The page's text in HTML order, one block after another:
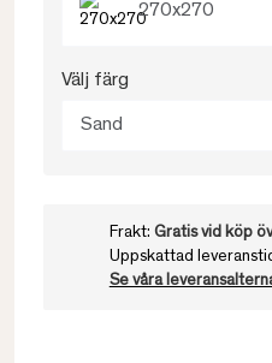
270x270
Välj färg
Sand
Frakt: Gratis vid köp
Uppskattad
Se våra